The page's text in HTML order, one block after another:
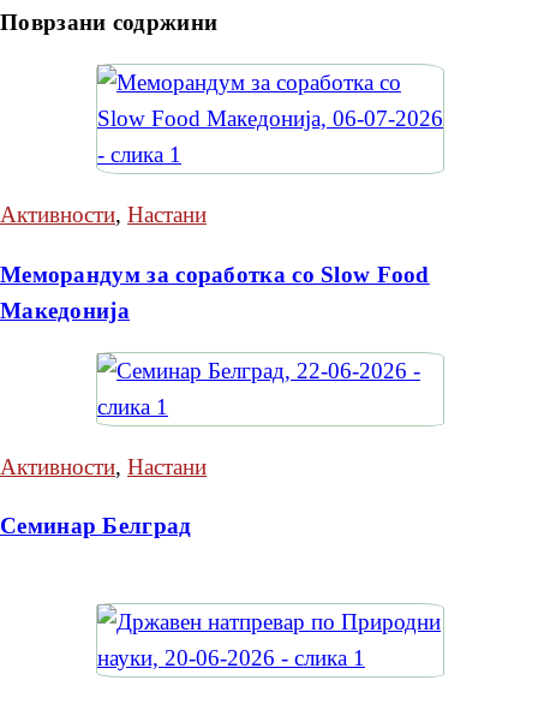
Поврзани содржини
Активности, Настани
Меморандум за соработка со Slow Food
Македонија
Активности, Настани
Семинар Белград